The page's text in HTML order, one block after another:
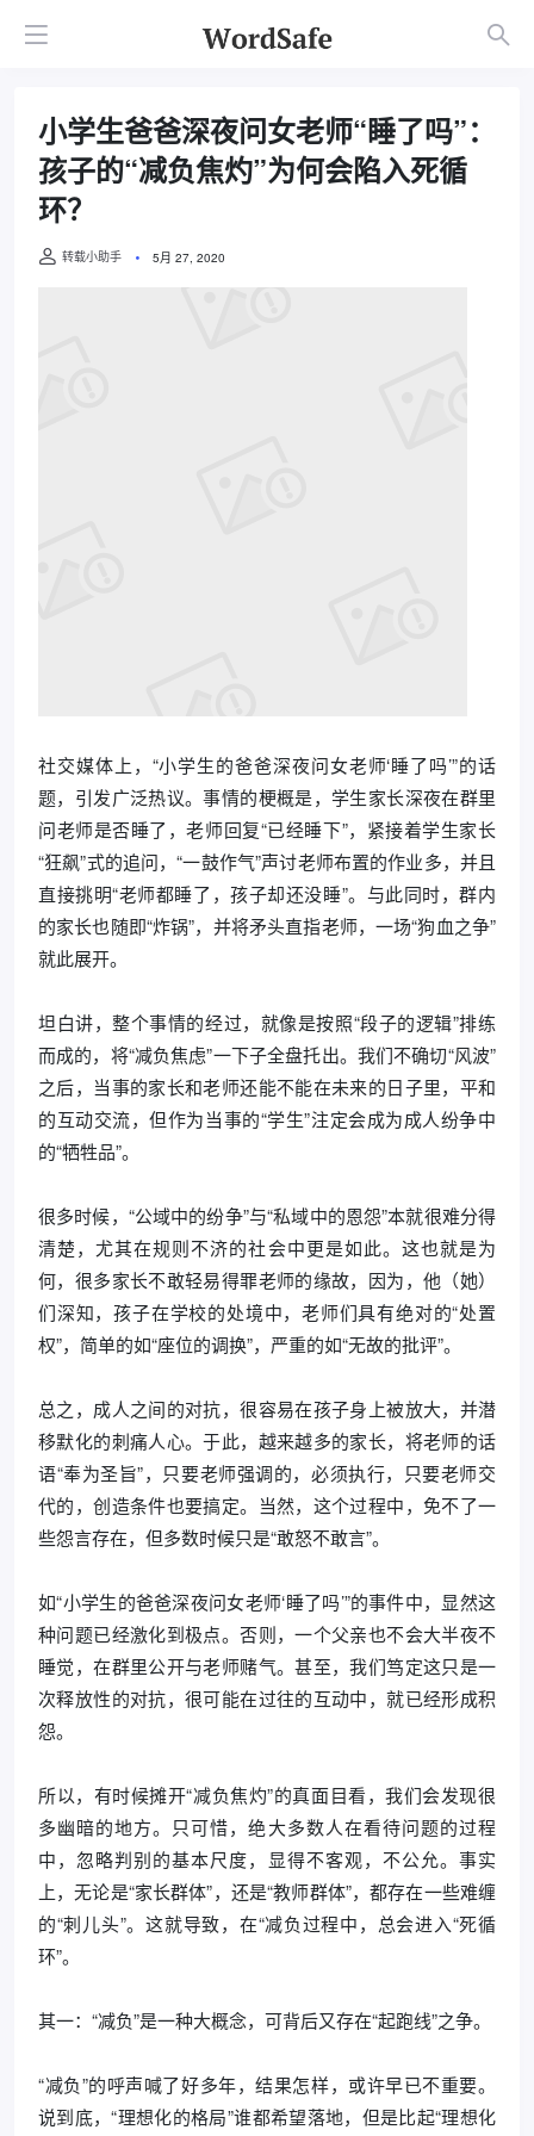
小学生爸爸深夜问女老师“睡了吗”：
孩子的“减负焦灼”为何会陷入死循
环？
转载小助手 5月 27, 2020
社交媒体上，“小学生的爸爸深夜问女老师‘睡了吗’”的话
题，引发广泛热议。事情的梗概是，学生家长深夜在群里
问老师是否睡了，老师回复“已经睡下”，紧接着学生家长
“狂飙”式的追问，“一鼓作气”声讨老师布置的作业多，并且
直接挑明“老师都睡了，孩子却还没睡”。与此同时，群内
的家长也随即“炸锅”，并将矛头直指老师，一场“狗血之争”
就此展开。
坦白讲，整个事情的经过，就像是按照“段子的逻辑”排练
而成的，将“减负焦虑”一下子全盘托出。我们不确切“风波”
之后，当事的家长和老师还能不能在未来的日子里，平和
的互动交流，但作为当事的“学生”注定会成为成人纷争中
的“牺牲品”。
很多时候，“公域中的纷争”与“私域中的恩怨”本就很难分得
清楚，尤其在规则不济的社会中更是如此。这也就是为
何，很多家长不敢轻易得罪老师的缘故，因为，他（她）
们深知，孩子在学校的处境中，老师们具有绝对的“处置
权”，简单的如“座位的调换”，严重的如“无故的批评”。
总之，成人之间的对抗，很容易在孩子身上被放大，并潜
移默化的刺痛人心。于此，越来越多的家长，将老师的话
语“奉为圣旨”，只要老师强调的，必须执行，只要老师交
代的，创造条件也要搞定。当然，这个过程中，免不了一
些怨言存在，但多数时候只是“敢怒不敢言”。
如“小学生的爸爸深夜问女老师‘睡了吗’”的事件中，显然这
种问题已经激化到极点。否则，一个父亲也不会大半夜不
睡觉，在群里公开与老师赌气。甚至，我们笃定这只是一
次释放性的对抗，很可能在过往的互动中，就已经形成积
怨。
所以，有时候摊开“减负焦灼”的真面目看，我们会发现很
多幽暗的地方。只可惜，绝大多数人在看待问题的过程
中，忽略判别的基本尺度，显得不客观，不公允。事实
上，无论是“家长群体”，还是“教师群体”，都存在一些难缠
的“刺儿头”。这就导致，在“减负过程中，总会进入“死循
环”。
其一：“减负”是一种大概念，可背后又存在“起跑线”之争。
“减负”的呼声喊了好多年，结果怎样，或许早已不重要。
说到底，“理想化的格局”谁都希望落地，但是比起“理想化